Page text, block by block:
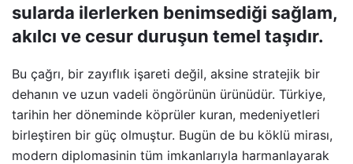
sularda ilerlerken benimsediği sağlam,
akılcı ve cesur duruşun temel taşıdır.
Bu çağrı, bir zayıflık işareti değil, aksine stratejik bir
dehanın ve uzun vadeli öngörünün ürünüdür. Türkiye,
tarihin her döneminde köprüler kuran, medeniyetleri
birleştiren bir güç olmuştur. Bugün de bu köklü mirası,
modern diplomasinin tüm imkanlarıyla harmanlayarak